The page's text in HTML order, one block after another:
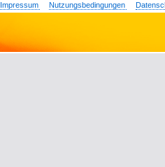
Impressum Nutzungsbedingungen